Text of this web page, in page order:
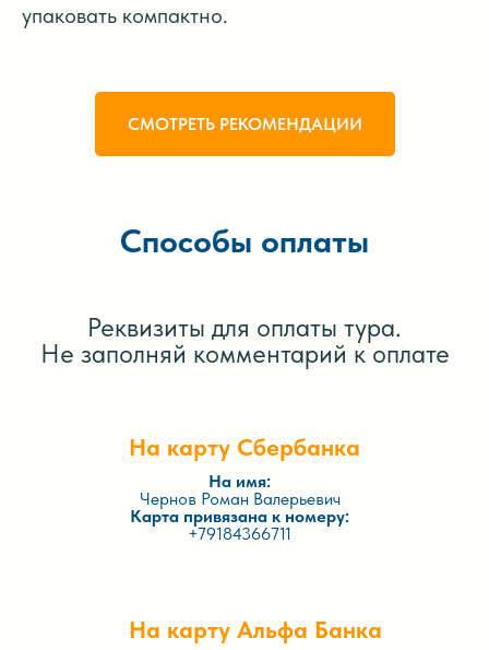
упаковать компактно.
СМОТРЕТЬ РЕКОМЕНДАЦИИ
Способы оплаты
Реквизиты для оплаты тура.
Не заполняй комментарий к оплате
На карту Сбербанка
На карту Альфа Банка
На имя:
Чернов Роман Валерьевич
Карта привязана к номеру:
+79184366711